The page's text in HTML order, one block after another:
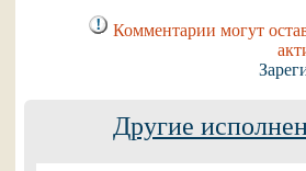
Комментарии могут
Другие